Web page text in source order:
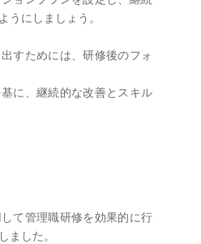
うにしましょう。
すためには、研修後のフォ
に、継続的な改善とスキル
て管理職研修を効果的に行
ました。